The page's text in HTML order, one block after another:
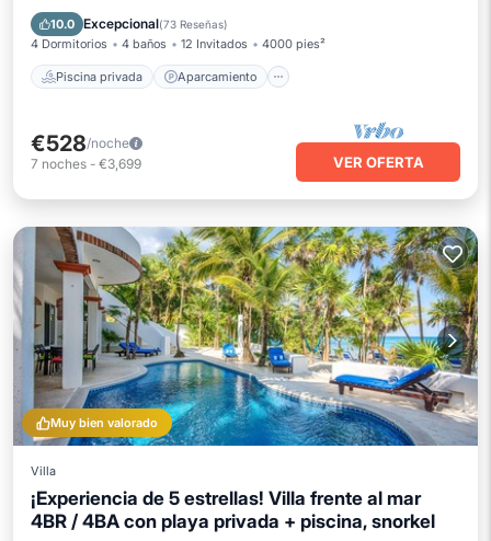
10.0 Excepcional(73 Reseñas)
4 Dormitorios 4 baños 12 Invitados 4000 pies²
Piscina privada Aparcamiento
Piscina
Vista al mar
€528/noche
7 noches - €3,699 VER OFERTA
Muy bien valorado
Villa
¡Experiencia de 5 estrellas! Villa frente al mar
4BR / 4BA con playa privada + piscina, snorkel